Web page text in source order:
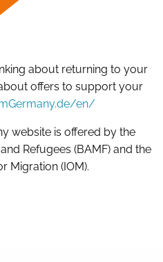
about returning to your
offers to support your
en/
website is offered by the
Refugees (BAMF) and the
Migration (IOM).